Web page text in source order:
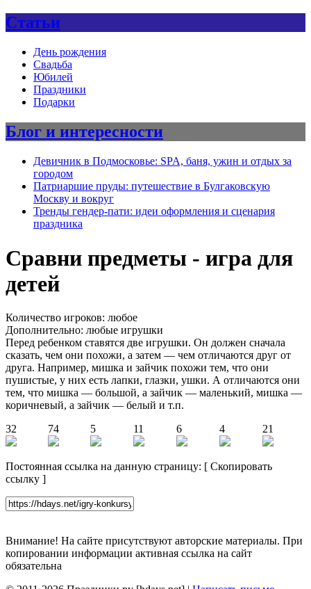
Статьи
День рождения
Свадьба
Юбилей
Праздники
Подарки
Блог и интересности
Девичник в Подмосковье: SPA, баня, ужин и отдых за
городом
Патриаршие пруды: путешествие в Булгаковскую
Москву и вокруг
Тренды гендер-пати: идеи оформления и сценария
праздника
Сравни предметы - игра для
детей
Количество игроков: любое
Дополнительно: любые игрушки
Перед ребенком ставятся две игрушки. Он должен сначала
сказать, чем они похожи, а затем — чем отличаются друг от
друга. Например, мишка и зайчик похожи тем, что они
пушистые, у них есть лапки, глазки, ушки. А отличаются они
тем, что мишка — большой, а зайчик — маленький, мишка —
коричневый, а зайчик — белый и т.п.
32
74 5 11 6 4 21
Постоянная ссылка на данную страницу: [ Скопировать
ссылку ]
Внимание! На сайте присутствуют авторские материалы. При
копировании информации активная ссылка на сайт
обязательна